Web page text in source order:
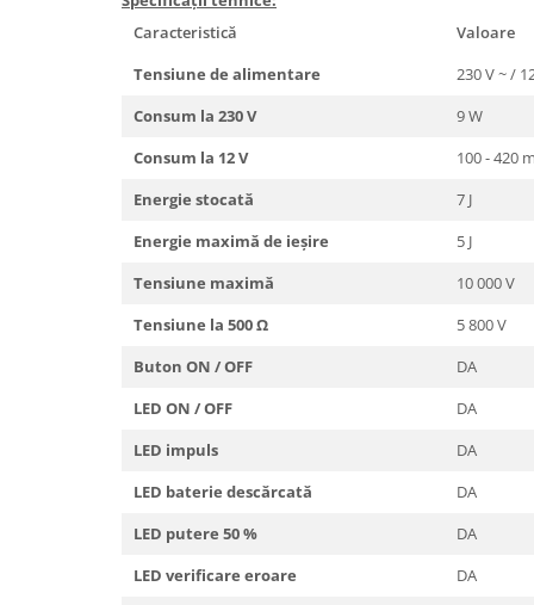
Aparate gard electric
Baterii / Acumulatori
Conductori gard electric
Plase gard electric
Poarta gard electric
Seturi gard electric
Caracteristică
Valoare
Tensiune de alimentare
230 V ~ /
Consum la 230 V
9 W
Consum la 12 V
100 - 420
Energie stocată
7 J
Energie maximă de ieșire
5 J
Tensiune maximă
10 000 V
Tensiune la 500 Ω
5 800 V
Buton ON / OFF
DA
LED ON / OFF
DA
LED impuls
DA
LED baterie descărcată
DA
LED putere 50 %
DA
LED verificare eroare
DA